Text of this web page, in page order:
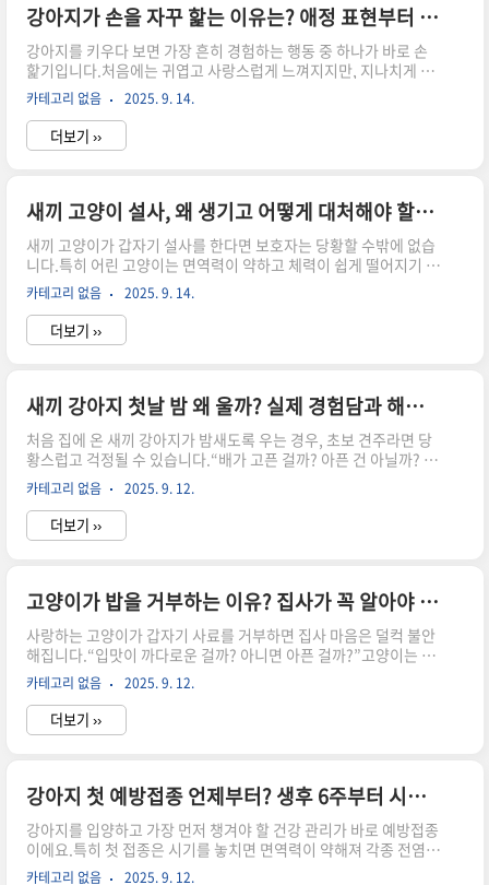
면 트라우마가 생길 수 있어요.🤲 신체 구속에 대한 거부감 : 고양이
는 억지로 잡히는 걸 극도로 싫어합니다.🩹 발바닥 통증 : 이미 상처
나 발톱 질환이 있는 경우 통증 때문에 피할 수 있..
강아지가 손을 자꾸 핥는 이유는? 애정 표현부터 건강 신호까지 🐶👅
강아지를 키우다 보면 가장 흔히 경험하는 행동 중 하나가 바로 손
핥기입니다.처음에는 귀엽고 사랑스럽게 느껴지지만, 지나치게 반
복되면 “왜 이럴까?” 궁금해지죠.오늘은 강아지가 손을 핥는 이유
부터 행동이 과할 때의 해결 방법까지, 보호자가 꼭 알아야 할 내용
을 정리했습니다.🐾 1. 강아지가 손을 핥는 흔한 이유❤️ 애정 표현 :
보호자를 좋아하고 신뢰한다는 표시예요.🐕 본능적 행동 : 무리 생
스트레스 해소 : 불안하거나 지루할 때 반복적으로 핥으며 안정감을
느낍니다.🩺 건강 문제 : 강박행동, 알레르기, 구강 질환 등 건강 신
호일 수 있습니다.🐾 2. 핥기가 과..
카테고리 없음 2025. 9. 14.
더보기 ››
새끼 고양이 설사, 왜 생기고 어떻게 대처해야 할까? 응급처치 가이드 🐱💦
새끼 고양이가 갑자기 설사를 한다면 보호자는 당황할 수밖에 없습
니다.특히 어린 고양이는 면역력이 약하고 체력이 쉽게 떨어지기 때
문에 빠른 응급 대처가 필요합니다.오늘은 집에서 바로 할 수 있는
새끼 고양이 설사 응급처치 방법과 함께,설사를 일으키는 원인, 예
방 팁까지 정리해드릴게요.🐾 1. 새끼 고양이 설사의 흔한 원인🍼
우유 소화 문제 : 일반 우유는 유당 분해가 잘 안 돼 설사를 유발합니
이에게 흔한 원인입니다.🤒 바이러스/세균 감염 : 장염, 범백혈구감
소증 같은 전염성 질환도 위험합니다.😰 스트레스 : 환경 변화, 분리
불안도 장 건강에 영향을 줍니다.🐾..
카테고리 없음 2025. 9. 14.
더보기 ››
새끼 강아지 첫날 밤 왜 울까? 실제 경험담과 해결법 🐶🌙
처음 집에 온 새끼 강아지가 밤새도록 우는 경우, 초보 견주라면 당
황스럽고 걱정될 수 있습니다.“배가 고픈 걸까? 아픈 건 아닐까? 그
냥 잠투정일까?”하지만 대부분의 경우 첫날 밤 울음은 자연스러운
적응 과정이에요.오늘은 실제 경험담과 함께, 새끼 강아지 첫날 밤
울음을 극복하는 방법을 알려드릴게요.🐾 1. 새끼 강아지가 첫날 밤
우는 이유1️⃣ 낯선 환경의 두려움엄마와 형제들과 떨어져 처음 보는
증낮 동안 충분히 먹지 못했거나 물이 없는 경우 울음으로 신호를 보
내요.4️⃣ 배변 욕구아직 배변 훈련이 안 된 새끼 강아지는 화장실이
필요할 때 울기도 합니다.🐾 2. 실제 경..
카테고리 없음 2025. 9. 12.
더보기 ››
고양이가 밥을 거부하는 이유? 집사가 꼭 알아야 할 7가지 원인과 해결법 🐱🍽️
사랑하는 고양이가 갑자기 사료를 거부하면 집사 마음은 덜컥 불안
해집니다.“입맛이 까다로운 걸까? 아니면 아픈 걸까?”고양이는 신
체 변화에 예민한 동물이기 때문에 밥 거부는 중요한 신호일 수 있어
요.오늘은 고양이가 밥을 거부하는 7가지 주요 원인과 집사가 취해
야 할 대처법을 알려드릴게요.🐾 1. 사료 문제 (맛·냄새·식감 불만)
유통기한이 지난 사료, 산패된 기름 냄새는 민감한 고양이가 바로
아 급여, 미지근한 물에 불려 향을 살려보세요.🐾 2. 환경 변화 스트
레스이사, 가족 변화, 새 가구나 다른 동물의 등장도 고양이에게는
큰 스트레스.👉 해결법 : 식사 공간은 조용하..
카테고리 없음 2025. 9. 12.
더보기 ››
강아지 첫 예방접종 언제부터? 생후 6주부터 시작하는 완벽 가이드 🐶💉
강아지를 입양하고 가장 먼저 챙겨야 할 건강 관리가 바로 예방접종
이에요.특히 첫 접종은 시기를 놓치면 면역력이 약해져 각종 전염병
에 노출될 위험이 커지죠.“도대체 언제부터 시작해야 할까?” “무엇
카테고리 없음 2025. 9. 12.